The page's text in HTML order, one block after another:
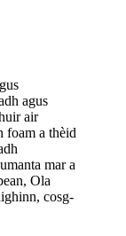
agus
air
foam a thèid
mar a
Ola
cosg-